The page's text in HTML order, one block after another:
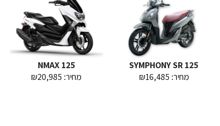
SYMPHONY SR 125
מחיר: ₪16,485
NMAX 125
מחיר: ₪20,985